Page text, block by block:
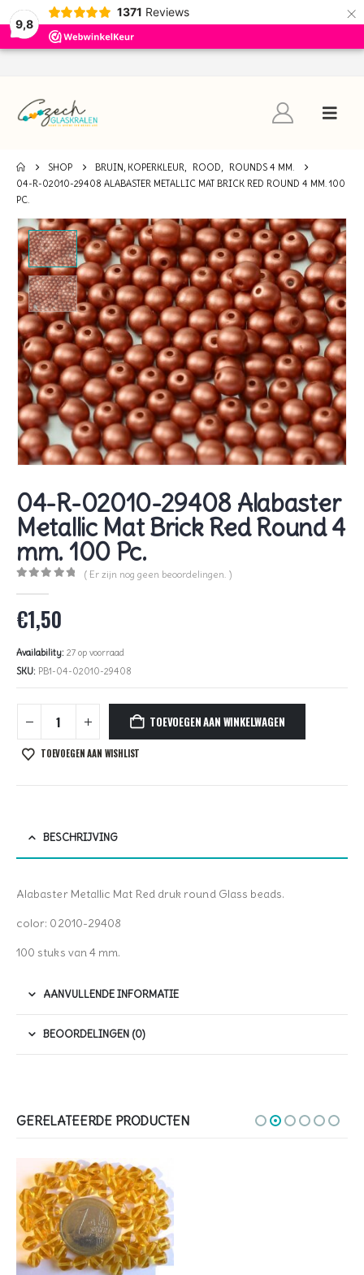
9,8
1371 Reviews ×
SHOP BRUIN, KOPERKLEUR, ROOD, ROUNDS 4 MM.
04-R-02010-29408 ALABASTER METALLIC MAT BRICK RED ROUND 4 MM. 100
PC.
04-R-02010-29408 Alabaster
Metallic Mat Brick Red Round 4
mm. 100 Pc.
( Er zijn nog geen beoordelingen. )
€1,50
Availability: 27 op voorraad
SKU: PB1-04-02010-29408
TOEVOEGEN AAN WINKELWAGEN
TOEVOEGEN AAN WISHLIST
BESCHRIJVING
Alabaster Metallic Mat Red druk round Glass beads.
color: 02010-29408
100 stuks van 4 mm.
AANVULLENDE INFORMATIE
BEOORDELINGEN (0)
GERELATEERDE PRODUCTEN